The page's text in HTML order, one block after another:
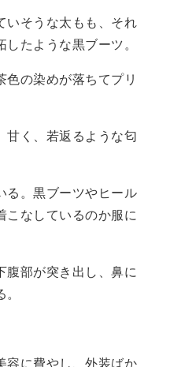
いそうな太もも、それ
たような黒ブーツ。
の染めが落ちてプリ
甘く、若返るような匂
る。黒ブーツやヒール
こなしているのか服に
腹部が突き出し、鼻に
容に費やし、外装ばか